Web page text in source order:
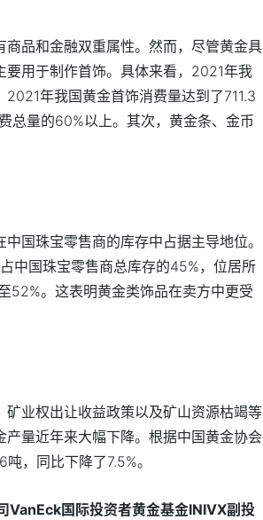
品和金融双重属性。然而，尽管黄金具
用于制作首饰。具体来看，2021年我
年我国黄金首饰消费量达到了711.3
总量的60%以上。其次，黄金条、金币
国珠宝零售商的库存中占据主导地位。
中国珠宝零售商总库存的45%，位居所
52%。这表明黄金类饰品在卖方中更受
业权出让收益政策以及矿山资源枯竭等
量近年来大幅下降。根据中国黄金协会
，同比下降了7.5%。
国际投资者黄金基金INIVX副投